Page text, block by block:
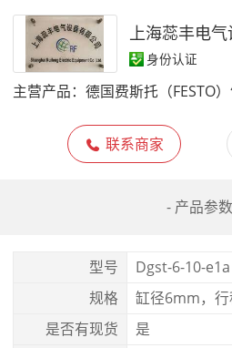
上海蕊丰电
身份认证
主营产品：
联系商家
- 产品参
型号
Dgst-6-10-e1a
规格
缸径6mm，
是否有现货
是